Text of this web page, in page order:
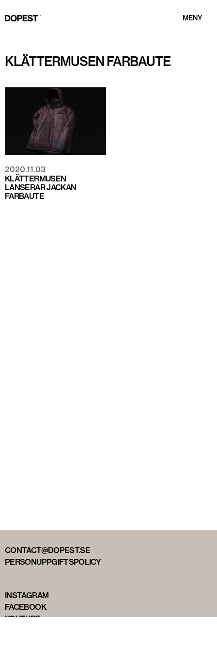
MENY
KLÄTTERMUSEN FARBAUTE
2020.11.03
KLÄTTERMUSEN
LANSERAR JACKAN
FARBAUTE
CONTACT@DOPEST.SE
PERSONUPPGIFTSPOLICY
INSTAGRAM
FACEBOOK
YOUTUBE